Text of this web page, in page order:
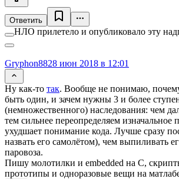
Ответить
НЛО прилетело и опубликовало эту
Gryphon8828 июн 2018 в 12:01
Ну как-то так. Вообще не понимаю,
быть один, и зачем нужны 3 и более
(немножественного) наследования: чем
тем сильнее переопределяем изначальное
ухудшает понимание кода. Лучше сразу
назвать его самолётом), чем выпиливать
паровоза.
Пишу молотилки и embedded на С,
прототипы и одноразовые вещи на